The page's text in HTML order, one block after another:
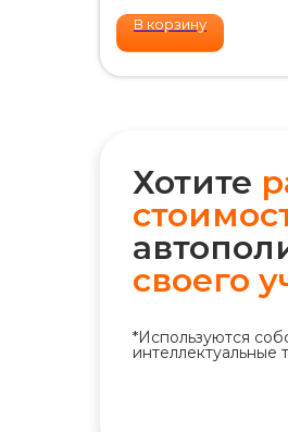
В корзину
Хотите
своего
*Используются
интеллектуальные
+7 (495) 298-75-75